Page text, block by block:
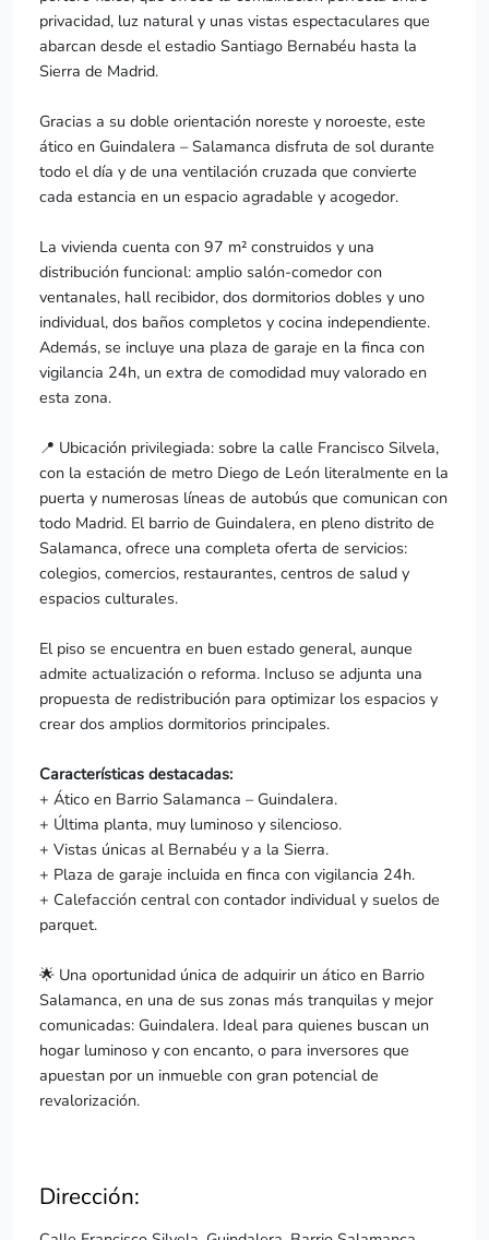
privacidad, luz natural y unas vistas espectaculares que
abarcan desde el estadio Santiago Bernabéu hasta la
Sierra de Madrid.
Gracias a su doble orientación noreste y noroeste, este
ático en Guindalera – Salamanca disfruta de sol durante
todo el día y de una ventilación cruzada que convierte
cada estancia en un espacio agradable y acogedor.
La vivienda cuenta con 97 m² construidos y una
distribución funcional: amplio salón-comedor con
ventanales, hall recibidor, dos dormitorios dobles y uno
individual, dos baños completos y cocina independiente.
Además, se incluye una plaza de garaje en la finca con
vigilancia 24h, un extra de comodidad muy valorado en
esta zona.
📍 Ubicación privilegiada: sobre la calle Francisco Silvela,
con la estación de metro Diego de León literalmente en la
puerta y numerosas líneas de autobús que comunican con
todo Madrid. El barrio de Guindalera, en pleno distrito de
Salamanca, ofrece una completa oferta de servicios:
colegios, comercios, restaurantes, centros de salud y
espacios culturales.
El piso se encuentra en buen estado general, aunque
admite actualización o reforma. Incluso se adjunta una
propuesta de redistribución para optimizar los espacios y
crear dos amplios dormitorios principales.
Características destacadas:
+ Ático en Barrio Salamanca – Guindalera.
+ Última planta, muy luminoso y silencioso.
+ Vistas únicas al Bernabéu y a la Sierra.
+ Plaza de garaje incluida en finca con vigilancia 24h.
+ Calefacción central con contador individual y suelos de
parquet.
🌟 Una oportunidad única de adquirir un ático en Barrio
Salamanca, en una de sus zonas más tranquilas y mejor
comunicadas: Guindalera. Ideal para quienes buscan un
hogar luminoso y con encanto, o para inversores que
apuestan por un inmueble con gran potencial de
revalorización.
Dirección: